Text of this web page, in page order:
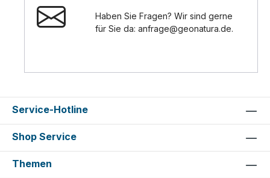
Haben Sie Fragen? Wir sind gerne
für Sie da: anfrage@geonatura.de.
Service-Hotline
Shop Service
Themen